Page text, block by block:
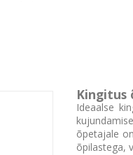
Kingitus
Ideaalse
õpetajale
õpilastega,